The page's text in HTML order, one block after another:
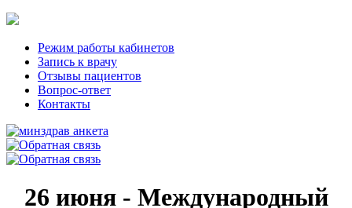
Режим работы кабинетов
Запись к врачу
Отзывы пациентов
Вопрос-ответ
Контакты
26 июня - Международный